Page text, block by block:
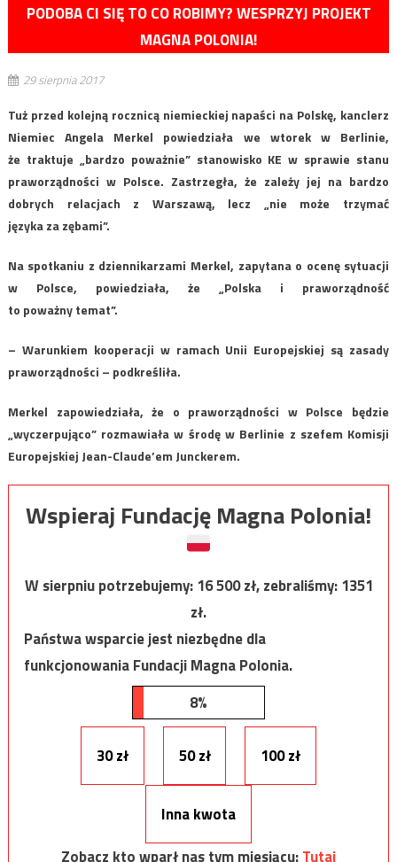
PODOBA CI SIĘ TO CO ROBIMY? WESPRZYJ PROJEKT
MAGNA POLONIA!
29 sierpnia 2017
Tuż przed kolejną rocznicą niemieckiej napaści na Polskę, kanclerz
Niemiec Angela Merkel powiedziała we wtorek w Berlinie,
że traktuje „bardzo poważnie” stanowisko KE w sprawie stanu
praworządności w Polsce. Zastrzegła, że zależy jej na bardzo
dobrych relacjach z Warszawą, lecz „nie może trzymać
języka za zębami”.
Na spotkaniu z dziennikarzami Merkel, zapytana o ocenę sytuacji
w Polsce, powiedziała, że „Polska i praworządność
to poważny temat”.
– Warunkiem kooperacji w ramach Unii Europejskiej są zasady
praworządności – podkreśliła.
Merkel zapowiedziała, że o praworządności w Polsce będzie
„wyczerpująco” rozmawiała w środę w Berlinie z szefem Komisji
Europejskiej Jean-Claude’em Junckerem.
Wspieraj Fundację Magna Polonia!
W sierpniu potrzebujemy:16 500zł, zebraliśmy:1351
zł.
Państwa wsparcie jest niezbędne dla
funkcjonowania Fundacji Magna Polonia.
8%
30 zł 50 zł 100 zł
Inna kwota
Zobacz kto wparł nas tym miesiącu:Tutaj